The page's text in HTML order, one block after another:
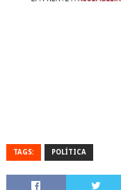
TAGS: POLÍTICA